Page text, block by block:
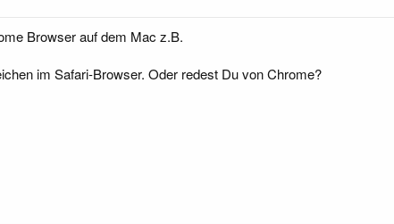
Browser auf dem Mac z.B.
im Safari-Browser. Oder redest Du von Chrome?